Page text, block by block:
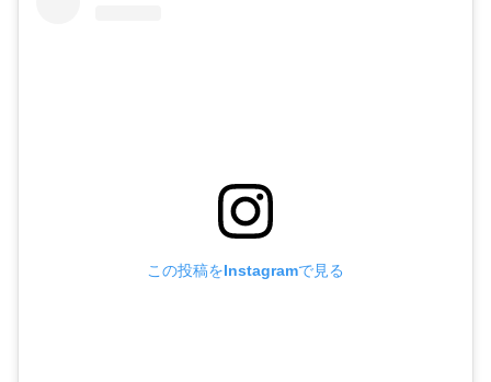
この投稿をInstagramで見る